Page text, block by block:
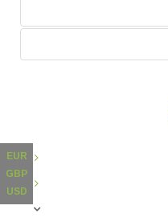
EUR
GBP
USD